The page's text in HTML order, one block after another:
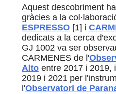
Aquest descobriment
gràcies a la
ESPRESSO[1] i
dedicats a la cerca
GJ 1002 va ser
CARMENES de l'
Altoentre 2017 i 2019,
2019 i 2021 per
l'Observatori de